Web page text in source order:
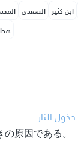
السعدي ابن كثير
النار.
原因である。